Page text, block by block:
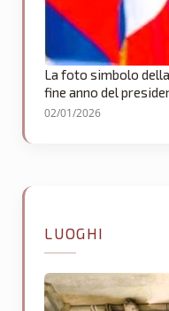
La foto simbolo
fine anno del
02/01/2026
LUOGHI